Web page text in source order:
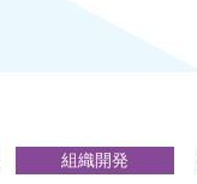
組織開発